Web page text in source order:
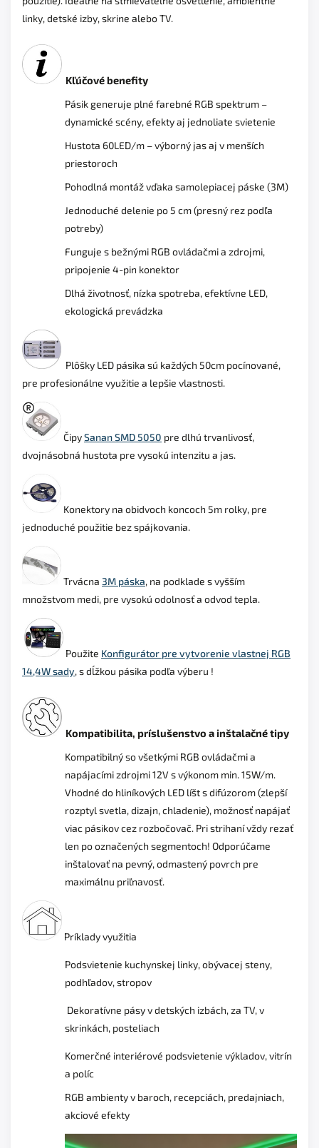
linky, detské izby, skrine alebo TV.
Kľúčové benefity
Pásik generuje plné farebné RGB spektrum –
dynamické scény, efekty aj jednoliate svietenie
Hustota 60LED/m – výborný jas aj v menších
priestoroch
Pohodlná montáž vďaka samolepiacej páske (3M)
Jednoduché delenie po 5 cm (presný rez podľa
potreby)
Funguje s bežnými RGB ovládačmi a zdrojmi,
pripojenie 4-pin konektor
Dlhá životnosť, nízka spotreba, efektívne LED,
ekologická prevádzka
Plôšky LED pásika sú každých 50cm pocínované,
pre profesionálne využitie a lepšie vlastnosti.
ČipySanan SMD 5050 pre dlhú trvanlivosť,
dvojnásobná hustota pre vysokú intenzitu a jas.
Konektory na obidvoch koncoch 5m rolky, pre
jednoduché použitie bez spájkovania.
Trvácna 3M páska, na podklade s vyšším
množstvom medi, pre vysokú odolnosť a odvod tepla.
Použite Konfigurátor pre vytvorenie vlastnej RGB
14,4W sady, s dĺžkou pásika podľa výberu !
Kompatibilita, príslušenstvo a inštalačné tipy
Kompatibilný so všetkými RGB ovládačmi a
napájacími zdrojmi 12V s výkonom min. 15W/m.
Vhodné do hliníkových LED líšt s difúzorom (zlepší
rozptyl svetla, dizajn, chladenie), možnosť napájať
viac pásikov cez rozbočovač. Pri strihaní vždy rezať
len po označených segmentoch! Odporúčame
inštalovať na pevný, odmastený povrch pre
maximálnu priľnavosť.
Príklady využitia
Podsvietenie kuchynskej linky, obývacej steny,
podhľadov, stropov
Dekoratívne pásy v detských izbách, za TV, v
skrinkách, posteliach
Komerčné interiérové podsvietenie výkladov, vitrín
a políc
RGB ambienty v baroch, recepciách, predajniach,
akciové efekty